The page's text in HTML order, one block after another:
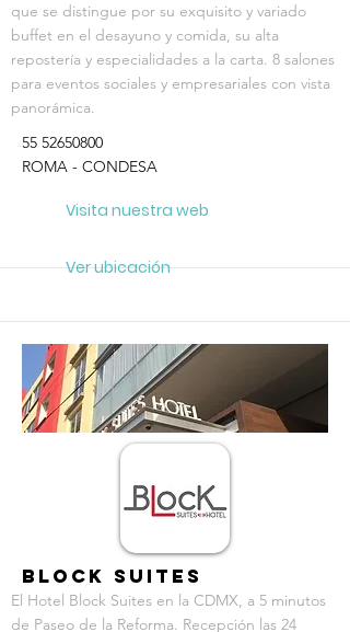
que se distingue por su exquisito y variado
buffet en el desayuno y comida, su alta
repostería y especialidades a la carta. 8 salones
para eventos sociales y empresariales con vista
panorámica.
55 52650800
ROMA - CONDESA
Visita nuestra web
Ver ubicación
RECOMENDADO
Block Suites
El Hotel Block Suites en la CDMX, a 5 minutos
de Paseo de la Reforma. Recepción las 24